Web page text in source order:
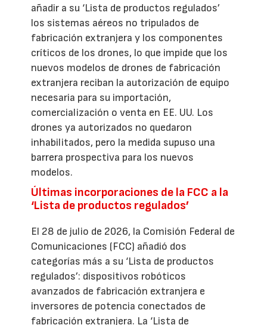
añadir a su ‘Lista de productos regulados’
los sistemas aéreos no tripulados de
fabricación extranjera y los componentes
críticos de los drones, lo que impide que los
nuevos modelos de drones de fabricación
extranjera reciban la autorización de equipo
necesaria para su importación,
comercialización o venta en EE. UU. Los
drones ya autorizados no quedaron
inhabilitados, pero la medida supuso una
barrera prospectiva para los nuevos
modelos.
Últimas incorporaciones de la FCC a la
‘Lista de productos regulados’
El 28 de julio de 2026, la Comisión Federal de
Comunicaciones (FCC) añadió dos
categorías más a su ‘Lista de productos
regulados’: dispositivos robóticos
avanzados de fabricación extranjera e
inversores de potencia conectados de
fabricación extranjera. La ‘Lista de